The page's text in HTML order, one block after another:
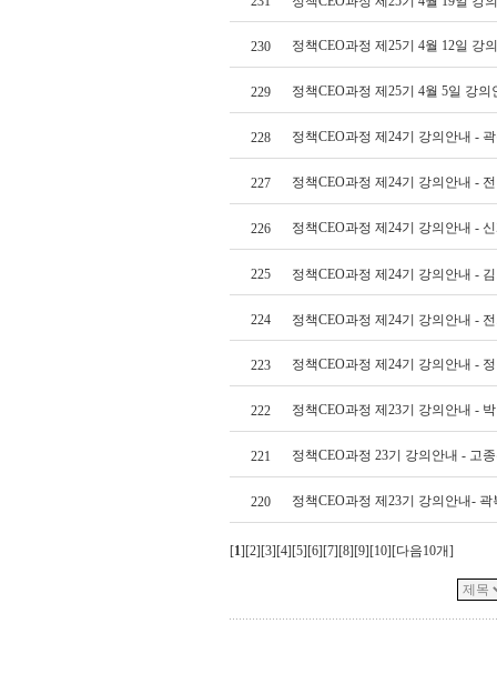
230 정책CEO과정 제25기 4월 12일 강
229 정책CEO과정 제25기 4월 5일 강
228 정책CEO과정 제24기 강의안내 -
227 정책CEO과정 제24기 강의안내 -
226 정책CEO과정 제24기 강의안내 -
225 정책CEO과정 제24기 강의안내 -
224 정책CEO과정 제24기 강의안내 -
223 정책CEO과정 제24기 강의안내 -
222 정책CEO과정 제23기 강의안내 -
221 정책CEO과정 23기 강의안내 - 고
220 정책CEO과정 제23기 강의안내-
[1][2][3][4][5][6][7][8][9][10][다음10개]